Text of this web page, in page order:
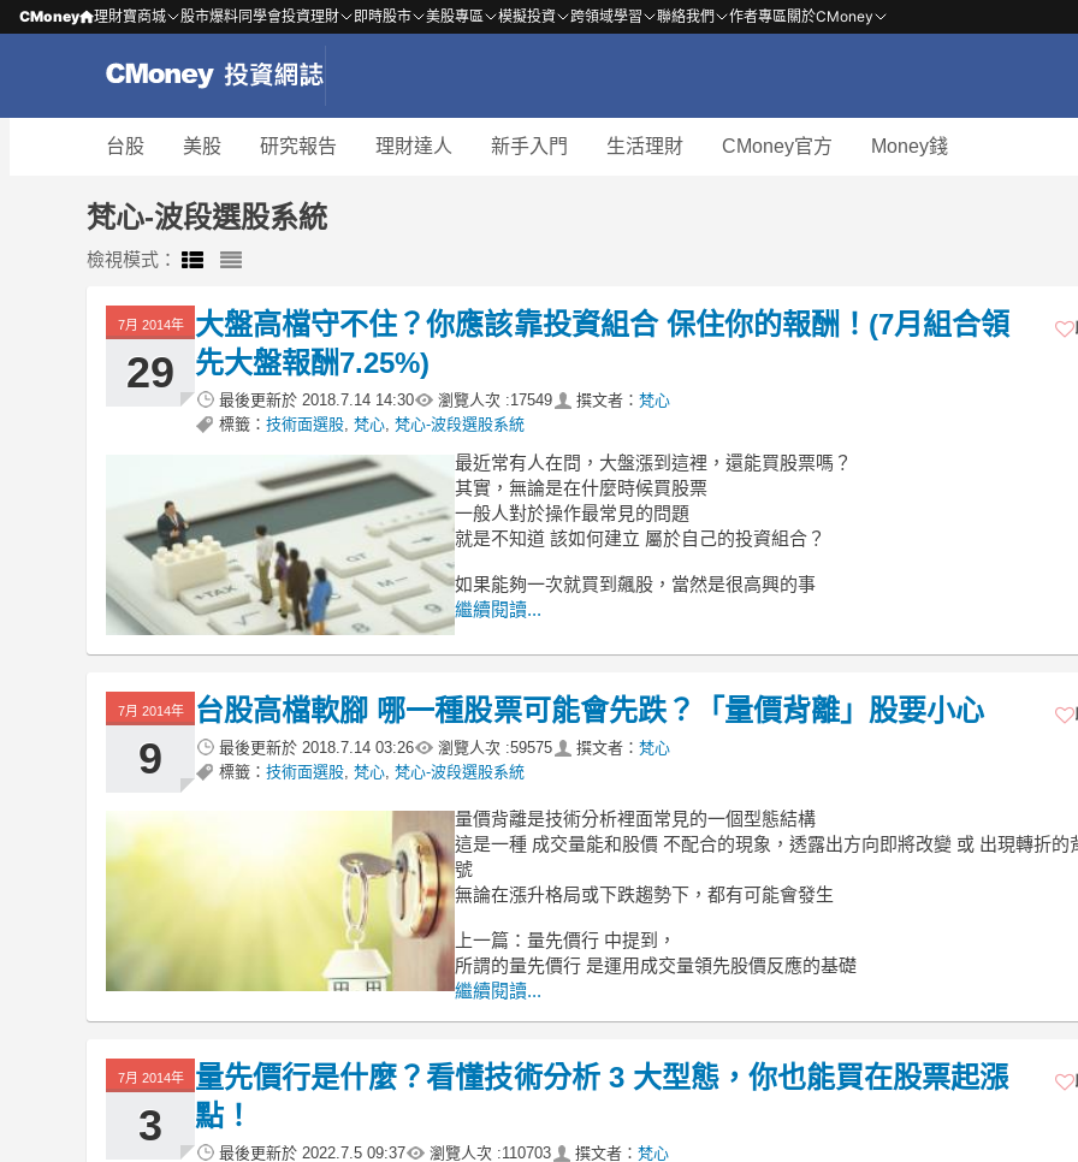
CMoney 理財寶商城 股市爆料同學會投資理財 即時股市 美股專區 模擬投資 跨領域學習 聯絡我們 作者專區關於CMoney
台股 美股 研究報告 理財達人 新手入門 生活理財 CMoney官方 Money錢
梵心-波段選股系統
檢視模式：
7月 2014年
29
大盤高檔守不住？你應該靠投資組合 保住你的報酬！(7月組合領
先大盤報酬7.25%)
最後更新於 2018.7.14 14:30 瀏覽人次 :17549 撰文者： 梵心
標籤： 技術面選股 梵心 梵心-波段選股系統
最近常有人在問，大盤漲到這裡，還能買股票嗎？
其實，無論是在什麼時候買股票
一般人對於操作最常見的問題
就是不知道 該如何建立 屬於自己的投資組合？
如果能夠一次就買到飆股，當然是很高興的事
繼續閱讀...
7月 2014年
9
台股高檔軟腳 哪一種股票可能會先跌？「量價背離」股要小心
最後更新於 2018.7.14 03:26 瀏覽人次 :59575 撰文者： 梵心
標籤： 技術面選股 梵心 梵心-波段選股系統
量價背離是技術分析裡面常見的一個型態結構
這是一種 成交量能和股價 不配合的現象，透露出方向即將改變 或 出現轉折的
號
無論在漲升格局或下跌趨勢下，都有可能會發生
上一篇：量先價行 中提到，
所謂的量先價行 是運用成交量領先股價反應的基礎
繼續閱讀...
7月 2014年
3
量先價行是什麼？看懂技術分析 3 大型態，你也能買在股票起漲
點！
最後更新於 2022.7.5 09:37 瀏覽人次 :110703 撰文者： 梵心